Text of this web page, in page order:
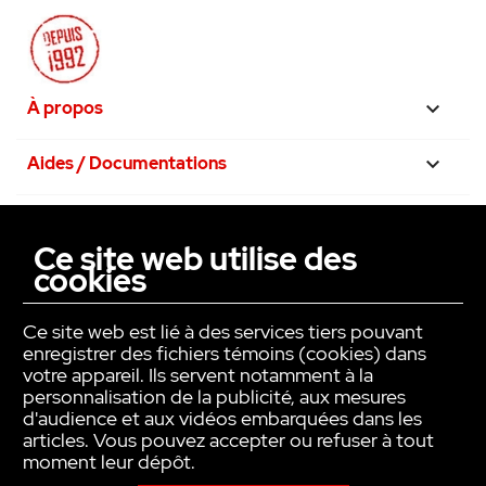
À propos 
Aides / Documentations 
La confiance avant tout
Ce site web utilise des
cookies
Ce site web est lié à des services tiers pouvant
enregistrer des fichiers témoins (cookies) dans
votre appareil. Ils servent notamment à la
personnalisation de la publicité, aux mesures
d'audience et aux vidéos embarquées dans les
articles. Vous pouvez accepter ou refuser à tout
moment leur dépôt.